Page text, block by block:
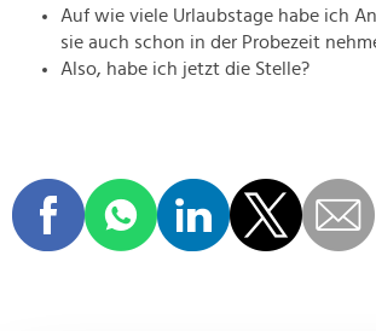
Auf wie viele Urlaubstage habe ich
sie auch schon in der Probezeit
Also, habe ich jetzt die Stelle?